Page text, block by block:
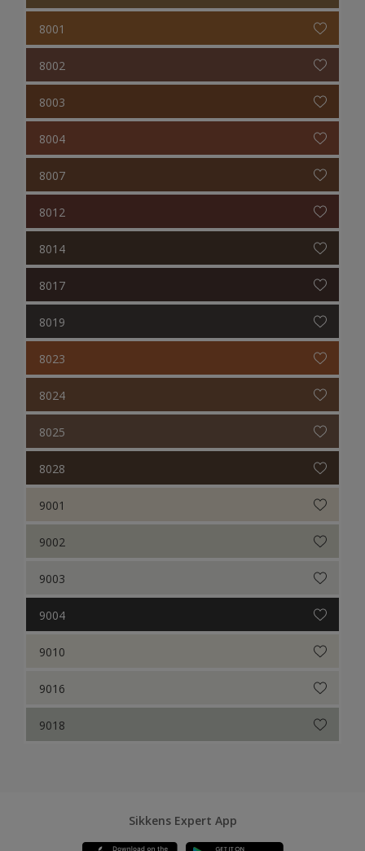
8001
8002
8003
8004
8007
8012
8014
8017
8019
8023
8024
8025
8028
9001
9002
9003
9004
9010
9016
9018
Sikkens Expert App